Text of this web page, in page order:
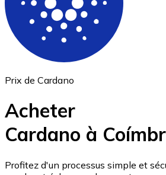
ETH
USD Coin
Prix de Cardano
Acheter
Cardano à
Profitez d'un processus simple et